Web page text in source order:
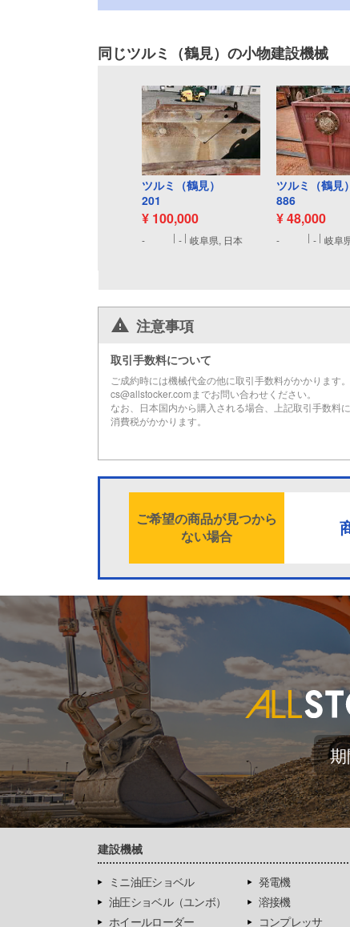
同じツルミ（鶴見）の小物建設機械
ツルミ（鶴見）
201
¥ 100,000
- - 岐阜県, 日本
ツルミ（鶴見）
886
¥ 48,000
- - 岐阜
注意事項
取引手数料について
ご成約時には機械代金の他に取引手数料がかかります
cs@allstocker.comまでお問い合わせください。
なお、日本国内から購入される場合、上記取引手数料
消費税がかかります。
ご希望の商品が見つから
ない場合
建設機械
ミニ油圧ショベル
油圧ショベル（ユンボ）
ホイールローダー
発電機
溶接機
コンプレッサ